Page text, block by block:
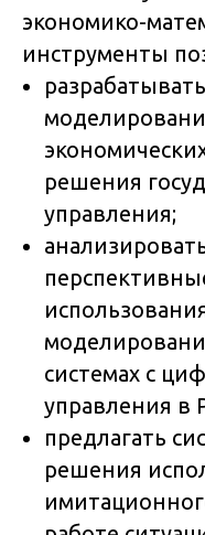
экономико-
инструменты
решения
управления;
системах с
управления в
предлагать
решения